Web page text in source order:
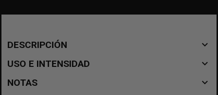
DESCRIPCIÓN navigate_before
USO E INTENSIDAD navigate_before
NOTAS navigate_before